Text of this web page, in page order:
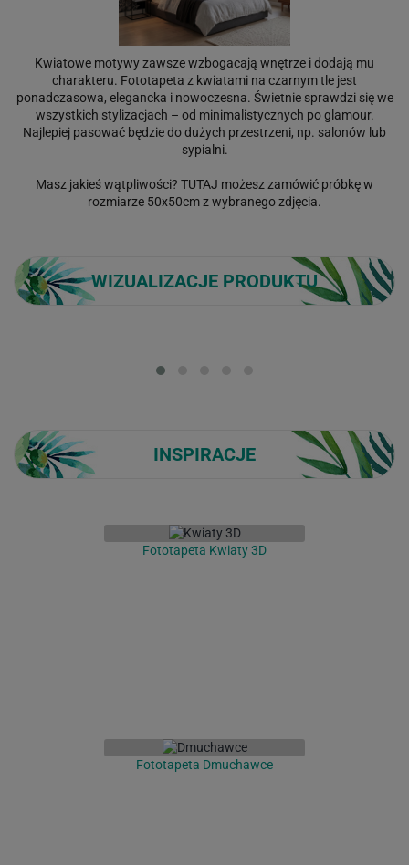
Kwiatowe motywy zawsze wzbogacają wnętrze i dodają mu
charakteru. Fototapeta z kwiatami na czarnym tle jest
ponadczasowa, elegancka i nowoczesna. Świetnie sprawdzi się we
wszystkich stylizacjach – od minimalistycznych po glamour.
Najlepiej pasować będzie do dużych przestrzeni, np. salonów lub
sypialni.
Masz jakieś wątpliwości? TUTAJ możesz zamówić próbkę w
rozmiarze 50x50cm z wybranego zdjęcia.
WIZUALIZACJE PRODUKTU
INSPIRACJE
Fototapeta Kwiaty 3D
Fototapeta Dmuchawce